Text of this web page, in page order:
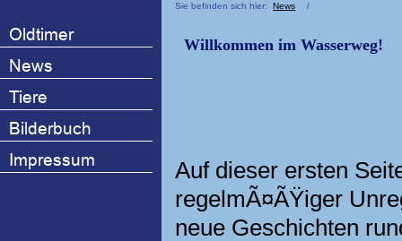
Sie befinden sich hier: News /
Willkommen im Wasserweg!
Auf dieser ersten
regelmÃ¤ÃŸiger
neue Geschichten